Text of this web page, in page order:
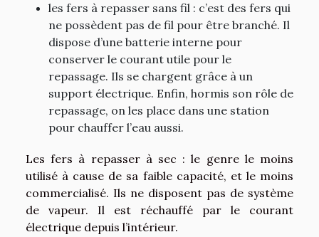
les fers à repasser sans fil : c’est des fers qui
ne possèdent pas de fil pour être branché. Il
dispose d’une batterie interne pour
conserver le courant utile pour le
repassage. Ils se chargent grâce à un
support électrique. Enfin, hormis son rôle de
repassage, on les place dans une station
pour chauffer l’eau aussi.
Les fers à repasser à sec : le genre le moins
utilisé à cause de sa faible capacité, et le moins
commercialisé. Ils ne disposent pas de système
de vapeur. Il est réchauffé par le courant
électrique depuis l’intérieur.